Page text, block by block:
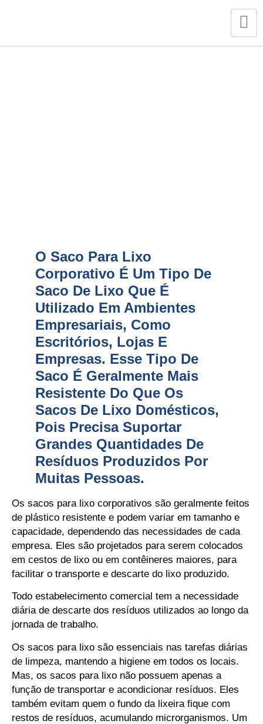
O Saco Para Lixo
Corporativo É Um Tipo De
Saco De Lixo Que É
Utilizado Em Ambientes
Empresariais, Como
Escritórios, Lojas E
Empresas. Esse Tipo De
Saco É Geralmente Mais
Resistente Do Que Os
Sacos De Lixo Domésticos,
Pois Precisa Suportar
Grandes Quantidades De
Resíduos Produzidos Por
Muitas Pessoas.
Os sacos para lixo corporativos são geralmente feitos
de plástico resistente e podem variar em tamanho e
capacidade, dependendo das necessidades de cada
empresa. Eles são projetados para serem colocados
em cestos de lixo ou em contêineres maiores, para
facilitar o transporte e descarte do lixo produzido.
Todo estabelecimento comercial tem a necessidade
diária de descarte dos resíduos utilizados ao longo da
jornada de trabalho.
Os sacos para lixo são essenciais nas tarefas diárias
de limpeza, mantendo a higiene em todos os locais.
Mas, os sacos para lixo não possuem apenas a
função de transportar e acondicionar resíduos. Eles
também evitam quem o fundo da lixeira fique com
restos de resíduos, acumulando microrganismos. Um